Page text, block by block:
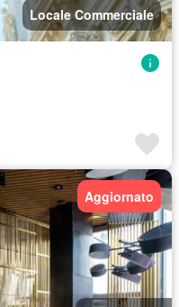
Locale Commerciale
Aggiornato